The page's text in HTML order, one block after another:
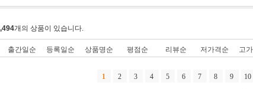
개의 상품이 있습니다.
출간일순 등록일순 상품명순 평점순 리뷰순 저가격순 고
1 2 3 4 5 6 7 8 9 10